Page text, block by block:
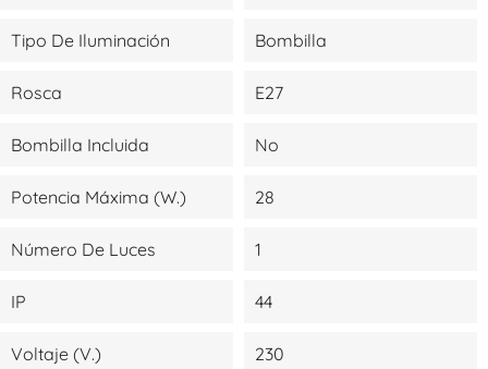
Tipo De Iluminación Bombilla
Rosca E27
Bombilla Incluida No
Potencia Máxima (W.) 28
Número De Luces 1
IP 44
Voltaje (V.) 230